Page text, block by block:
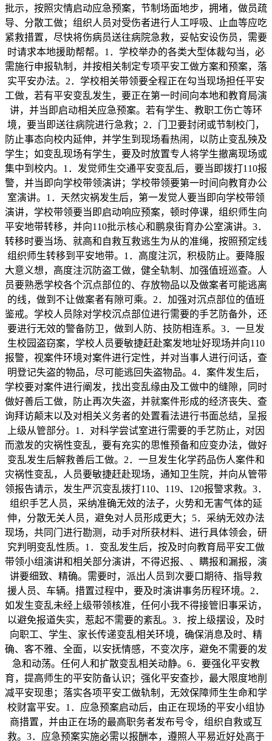
批示，按照灾情启动应急预案，节制场面地步，拥堵，做员疏
导、分散工做；组织人员对受伤者进行人工呼吸、止血等应吃
紧救措置，尽快将伤病员送往病院急救，妥帖安设伤员，需要
时请求本地援助帮帮。1．学校举办的各类大型体裁勾当，必
需施行申报轨制，并按相关制定专项平安工做方案和预案，落
实平安办法。2．学校相关带领要全程正在勾当现场担任平安
工做，若有平安变乱发生，要正在第一时间向本地和教育局演
讲，并当即启动相关应急预案。若有学生、教职工伤亡等环
境，要当即送往病院进行急救；2．门卫要封闭或节制校门，
防止事态向校内延伸，并学生到现场看热闹，以防止变乱殃及
学生；如变乱现场有学生，要及时放置专人将学生撤离现场或
集中到校内。1．发觉师生交通平安变乱后，要当即拨打110报
警，并当即向学校带领演讲；学校带领要第一时间向教育办公
室演讲。1．天然灾祸发生后，第一发觉人要当即向学校带领
演讲，学校带领要当即启动响应预案，顿时停课，组织师生向
平安地带转移，并向110批示核心和鹏泉街育办公室演讲。3．
转移时要当场、就高和自救互救逃生为从的准绳，按照预定线
组织师生转移到平安地带。1．高度注沉，积极防止。要降服
大意义想，高度注沉防盗工做，健全轨制、加强值班巡查。人
员要熟悉学校各个沉点部位的、存放物品以及做案者可能逃离
的线，做到不让做案者有隙可乘。2．加强对沉点部位的值班
鉴戒。学校人员除对学校沉点部位进行需要的手艺防备外，还
要进行无效的警备防卫，做到人防、技防相连系。3．一旦发
生校园盗窃案，学校人员要敏捷赶赴案发地址好现场并向110
报警，视案件环境对案件进行定性，并对当事人进行问话，查
明登记失盗的物品，尽可能逃回失盗物品。4．案件发生后，
学校要对案件进行阐发，找出变乱缘由及工做中的缝隙，同时
做好善后工做，防止再次失盗，并就案件形成的经济丧失、查
询拜访颠末以及对相关义务者的处置看法进行书面总结，呈报
上级从管部分。1．对科学尝试室进行需要的手艺防止，对因
而激发的灾祸性变乱，要有充实的思惟预备和应变办法，做好
变乱发生后解救善后工做。2．一旦发生化学药品伤人案件和
灾祸性变乱，人员要敏捷赶赴现场，通知卫生院，并向从管带
领报告请示，发生严沉变乱拨打110、119、120报警求救。3．
组织手艺人员，采纳准确无效的法子，火势和无害气体的延
伸，分散无关人员，避免对人员形成更大；5．采纳无效办法
现场，共同门进行勘测，动手对所获材料、进行具体领会，研
究判明变乱性质。1．变乱发生后，按及时向教育局平安工做
带领小组演讲和相关部分演讲，不得迟报、、瞒报和漏报，演
讲要细致、精确。需要时，派出人员到次要口期待、指导救
援人员、车辆。措置过程中，要及时演讲事务历程环境。2．
如发生变乱未经上级带领核准，任何小我不得接管旧事采访，
以避免报道失实，惹起不需要的紊乱。3．按上级摆设，及时
向职工、学生、家长传递变乱相关环境，确保消息及时、精
确、客不雅、全面，以安抚情感，不变次序，避免不需要的发
急和动荡。任何人和扩散变乱相关动静。6．要强化平安教
育，提高师生的平安防备认识；强化平安查抄，最大限度地削
减平安现患；落实各项平安工做轨制，无效保障师生生命和学
校财富平安。1．应急预案启动后，由正在现场的平安小组协
商措置，并由正在场的最高职务者发布号令，组织自救或互
救。3．应急预案实施必需以报酬本，遵照人平易近好处高于